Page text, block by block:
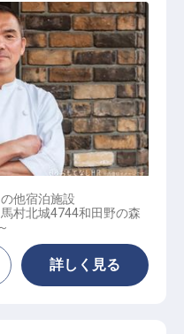
他宿泊施設
村北城4744和田野の森
詳しく見る